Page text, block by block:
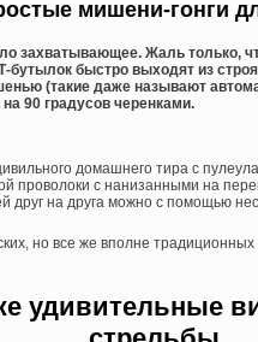
мишени-гонги
захватывающее. Жаль только,
бутылок быстро выходят из
(такие даже называют
90 градусов черенками.
домашнего тира с
проволоки с нанизанными на
друг на друга можно с помощью
но все же вполне
удивительные